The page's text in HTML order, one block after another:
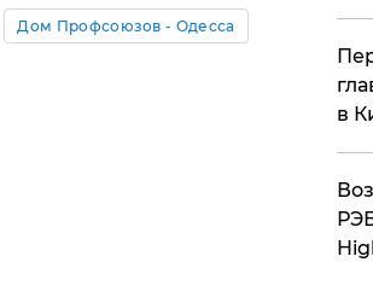
Дом Профсоюзов - Одесса
в